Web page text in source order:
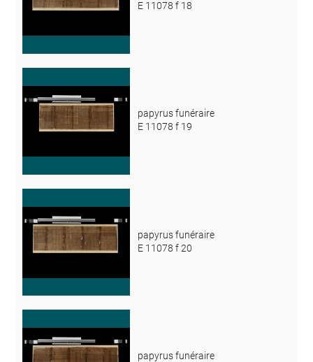
E 11078 f 18
papyrus funéraire
E 11078 f 19
papyrus funéraire
E 11078 f 20
papyrus funéraire